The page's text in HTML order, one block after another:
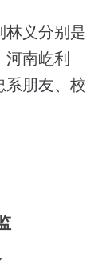
林义分别是
南屹利
系朋友、校